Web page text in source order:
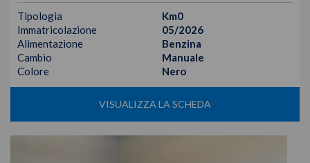
Tipologia
Km0
Immatricolazione
05/2026
Alimentazione
Benzina
Cambio
Manuale
Colore
Nero
VISUALIZZA LA SCHEDA